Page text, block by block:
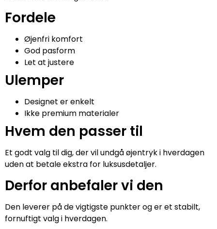
Fordele
Øjenfri komfort
God pasform
Let at justere
Ulemper
Designet er enkelt
Ikke premium materialer
Hvem den passer til
Et godt valg til dig, der vil undgå øjentryk i hverdagen
uden at betale ekstra for luksusdetaljer.
Derfor anbefaler vi den
Den leverer på de vigtigste punkter og er et stabilt,
fornuftigt valg i hverdagen.